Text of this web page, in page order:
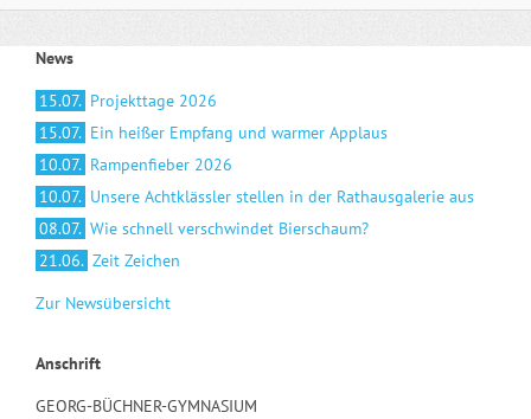
News
15.07. Projekttage 2026
15.07. Ein heißer Empfang und warmer Applaus
10.07. Rampenfieber 2026
10.07. Unsere Achtklässler stellen in der Rathausgalerie aus
08.07. Wie schnell verschwindet Bierschaum?
21.06. Zeit Zeichen
Zur Newsübersicht
Anschrift
GEORG-BÜCHNER-GYMNASIUM